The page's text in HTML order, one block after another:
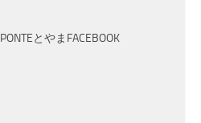
PONTEとやまFACEBOOK